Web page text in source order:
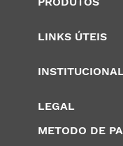
LINKS ÚTEIS
LEGAL
METODO DE